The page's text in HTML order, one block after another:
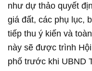
như dự thảo quyết
giá đất, các phụ lục,
tiếp thu ý kiến và
này sẽ được trình
phố trước khi UBND